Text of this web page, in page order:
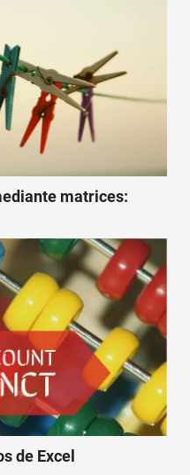
matrices:
de Excel